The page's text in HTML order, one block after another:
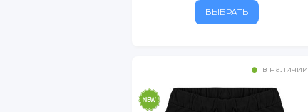
ВЫБРАТЬ
в наличии